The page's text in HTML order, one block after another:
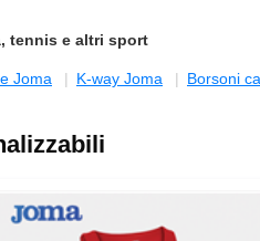
tennis e altri sport
Joma K-way Joma Borsoni